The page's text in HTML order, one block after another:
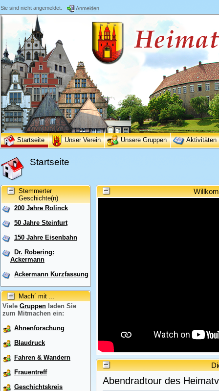
Sie sind nicht angemeldet. Anmelden
Startseite Unser Verein Unsere Gruppen Aktivitäten
Startseite
Stemmerter
Geschichte(n)
200 Jahre Rolinck
50 Jahre Steinfurt
150 Jahre Eisenbahn
Dr. Robering:
Ackermann
Ackermann Kurzfassung
Mach´ mit ...
Viele Gruppen laden Sie
zum Mitmachen ein:
Ahnenforschung
Blaudruck
Fahren & Wandern
Frauentreff
Geschichtskreis
Abendradtour des